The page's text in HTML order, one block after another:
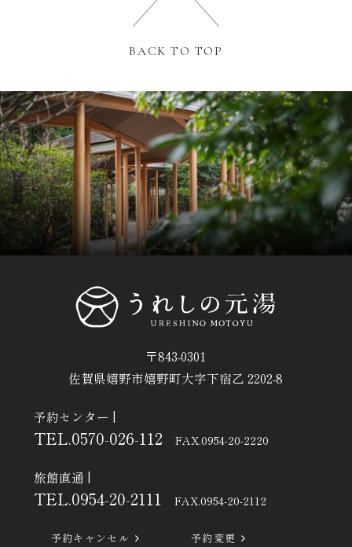
BACK TO TOP
〒843-0301
佐賀県嬉野市嬉野町大字下宿乙 2202-8
予約センター |
TEL.0570-026-112 FAX.0954-20-2220
旅館直通 |
TEL.0954-20-2111 FAX.0954-20-2112
予約キャンセル
予約変更